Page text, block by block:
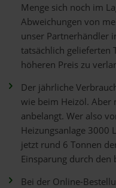
Menge sich noch im
Abweichungen von
unser Partnerhändler
tatsächlich gelieferten
höheren Preis zu
Der jährliche
wie beim Heizöl. Aber
anbelangt. Wer also
Heizungsanlage 3000
jetzt rund 6 Tonnen
Einsparung durch den
Bei der Online-